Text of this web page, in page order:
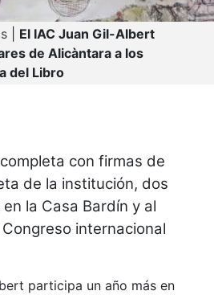
El IAC Juan Gil-Albert
de Alicàntara a los
del Libro
con firmas de
de la institución, dos
la Casa Bardín y al
internacional
participa un año más en